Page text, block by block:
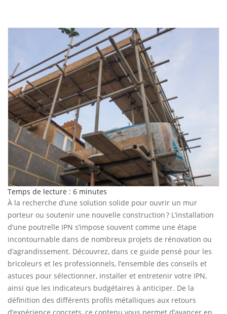
Temps de lecture : 6 minutes
À la recherche d’une solution solide pour ouvrir un mur
porteur ou soutenir une nouvelle construction ? L’installation
d’une poutrelle IPN s’impose souvent comme une étape
incontournable dans de nombreux projets de rénovation ou
d’agrandissement. Découvrez, dans ce guide pensé pour les
bricoleurs et les professionnels, l’ensemble des conseils et
astuces pour sélectionner, installer et entretenir votre IPN,
ainsi que les indicateurs budgétaires à anticiper. De la
définition des différents profils métalliques aux retours